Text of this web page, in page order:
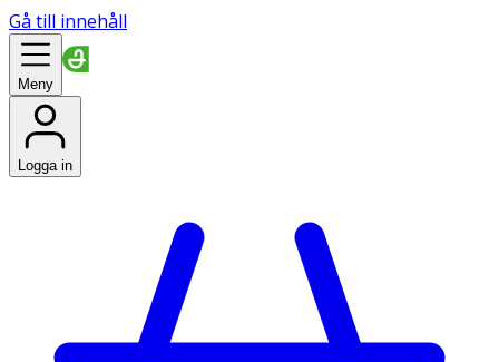
Gå till innehåll
Meny
Logga in